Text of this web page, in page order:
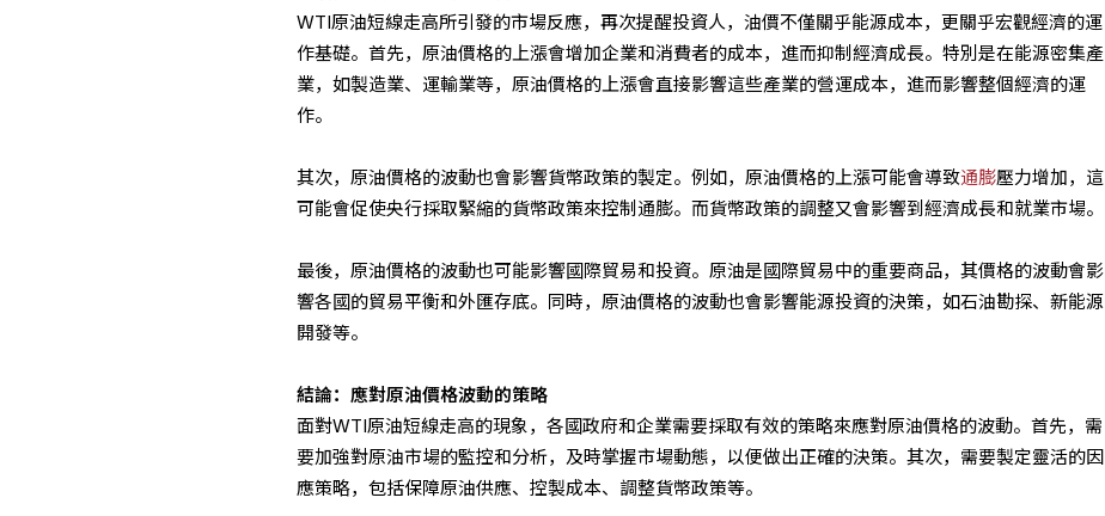
WTI原油短線走高所引發的市場反應，再次提醒投資人，油價不僅關乎能源成本，更關乎宏觀經濟的運
作基礎。首先，原油價格的上漲會增加企業和消費者的成本，進而抑制經濟成長。特別是在能源密集產
業，如製造業、運輸業等，原油價格的上漲會直接影響這些產業的營運成本，進而影響整個經濟的運
作。
其次，原油價格的波動也會影響貨幣政策的製定。例如，原油價格的上漲可能會導致通膨壓力增加，這
可能會促使央行採取緊縮的貨幣政策來控制通膨。而貨幣政策的調整又會影響到經濟成長和就業市場。
最後，原油價格的波動也可能影響國際貿易和投資。原油是國際貿易中的重要商品，其價格的波動會影
響各國的貿易平衡和外匯存底。同時，原油價格的波動也會影響能源投資的決策，如石油勘探、新能源
開發等。
結論：應對原油價格波動的策略
面對WTI原油短線走高的現象，各國政府和企業需要採取有效的策略來應對原油價格的波動。首先，需
要加強對原油市場的監控和分析，及時掌握市場動態，以便做出正確的決策。其次，需要製定靈活的因
應策略，包括保障原油供應、控製成本、調整貨幣政策等。